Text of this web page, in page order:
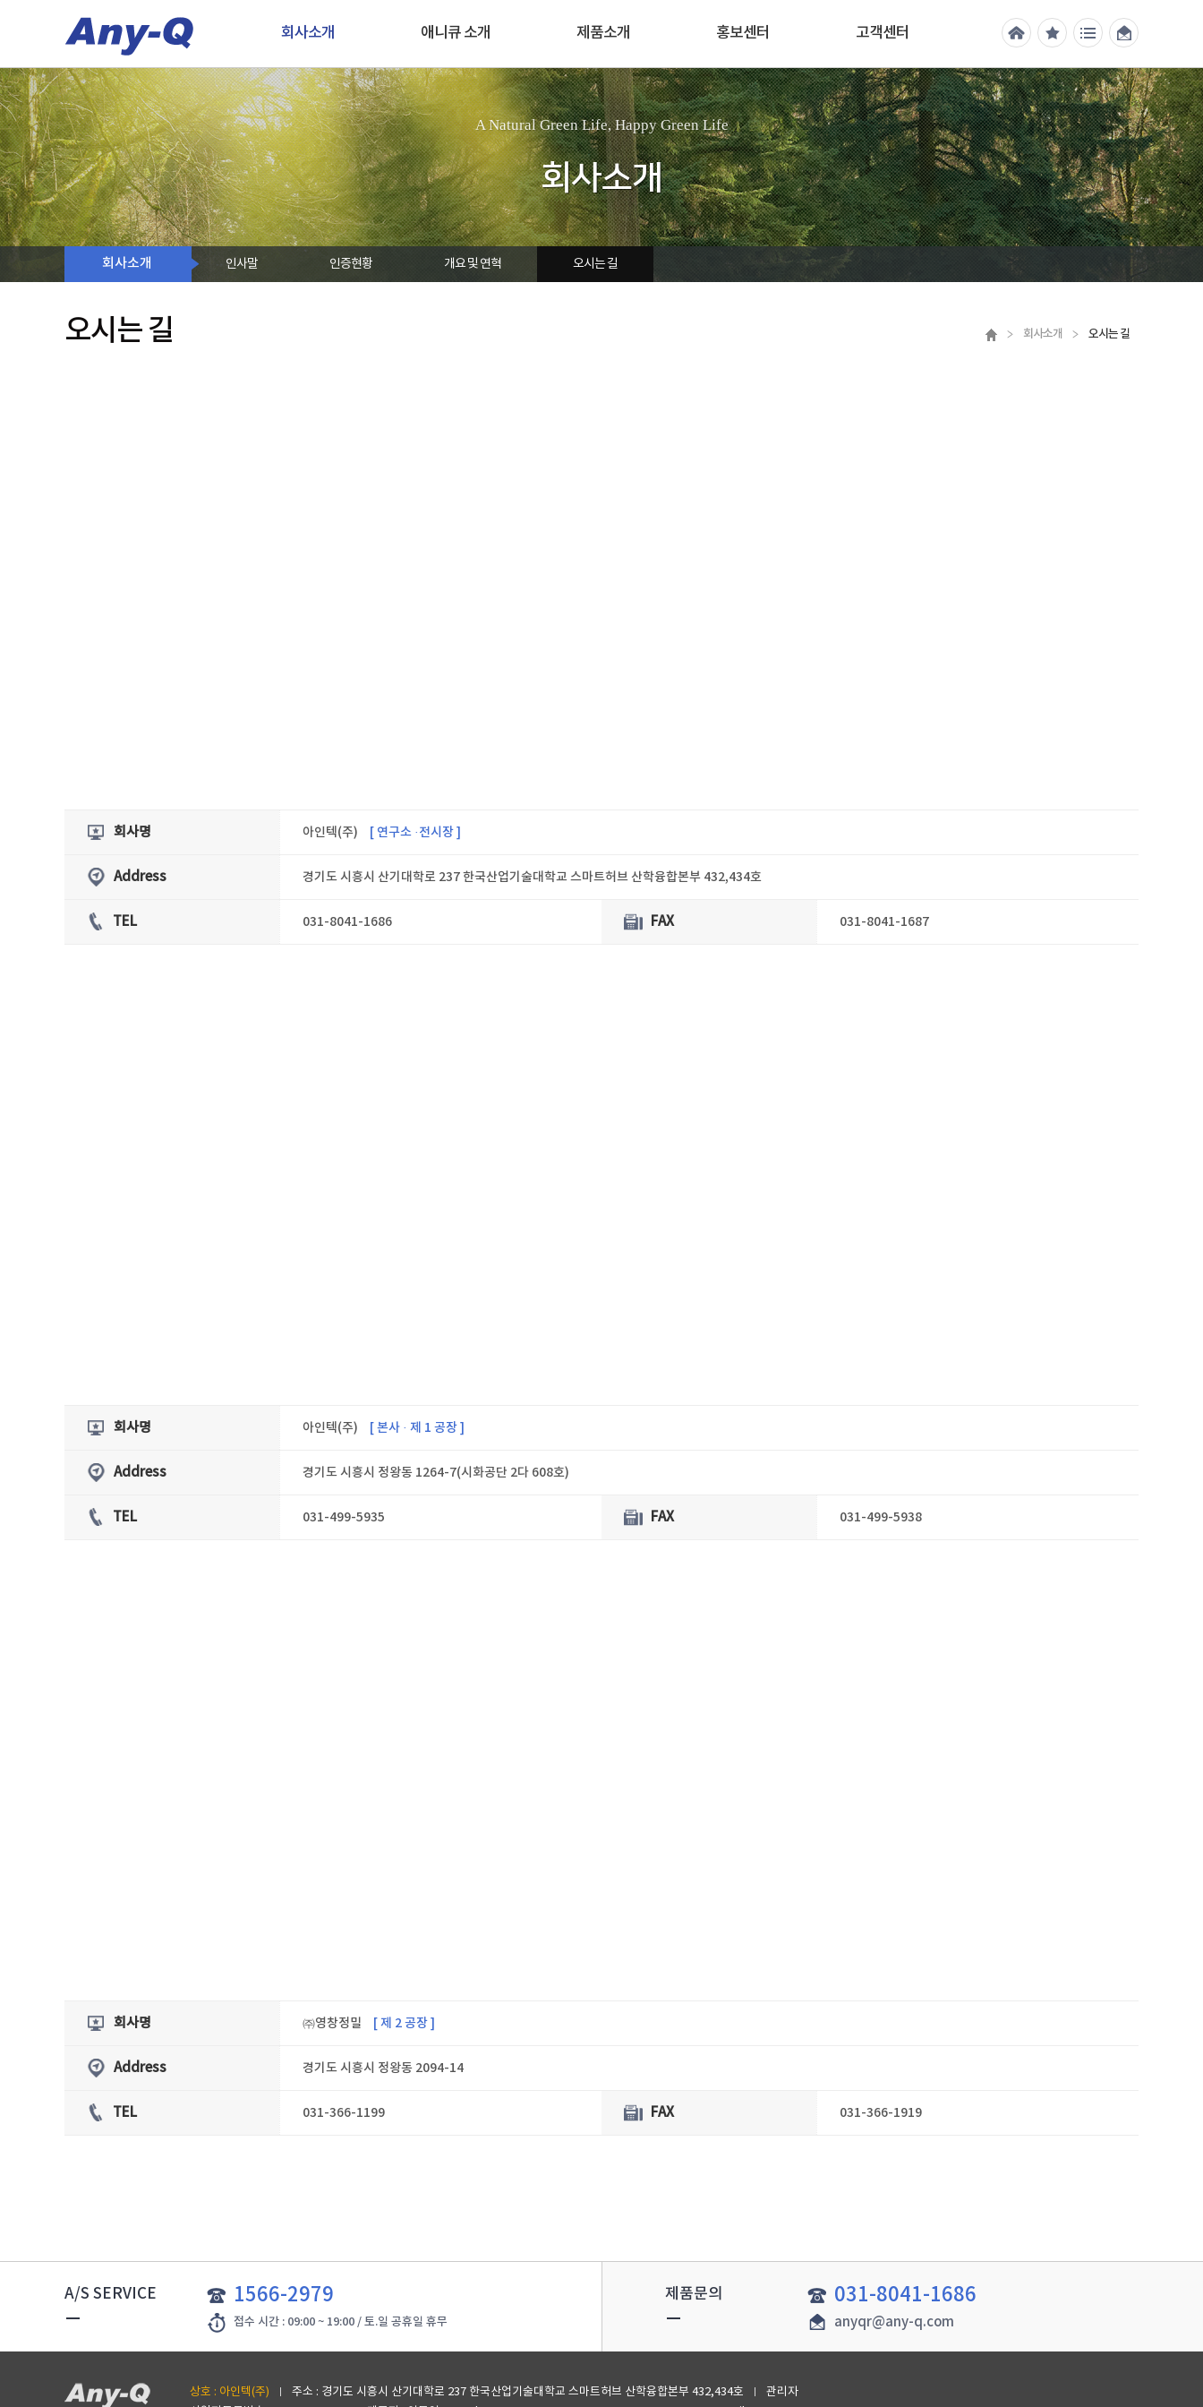
회사소개 애니큐 소개 제품소개 홍보센터 고객센터
A Natural Green Life, Happy Green Life
회사소개
회사소개 인사말 인증현황 개요 및 연혁 오시는 길
오시는 길 회사소개 오시는 길
회사명 아인텍(주) [ 연구소 ·전시장 ]
Address 경기도 시흥시 산기대학로 237 한국산업기술대학교 스마트허브 산학융합본부 432,434호
TEL 031-8041-1686 FAX 031-8041-1687
회사명 아인텍(주) [ 본사 · 제 1 공장 ]
Address 경기도 시흥시 정왕동 1264-7(시화공단 2다 608호)
TEL 031-499-5935 FAX 031-499-5938
회사명 ㈜영창정밀 [ 제 2 공장 ]
Address 경기도 시흥시 정왕동 2094-14
TEL 031-366-1199 FAX 031-366-1919
A/S SERVICE 1566-2979
접수 시간 : 09:00 ~ 19:00 / 토.일 공휴일 휴무
제품문의 031-8041-1686
anyqr@any-q.com
상호 : 아인텍(주) 주소 : 경기도 시흥시 산기대학로 237 한국산업기술대학교 스마트허브 산학융합본부 432,434호
관리자